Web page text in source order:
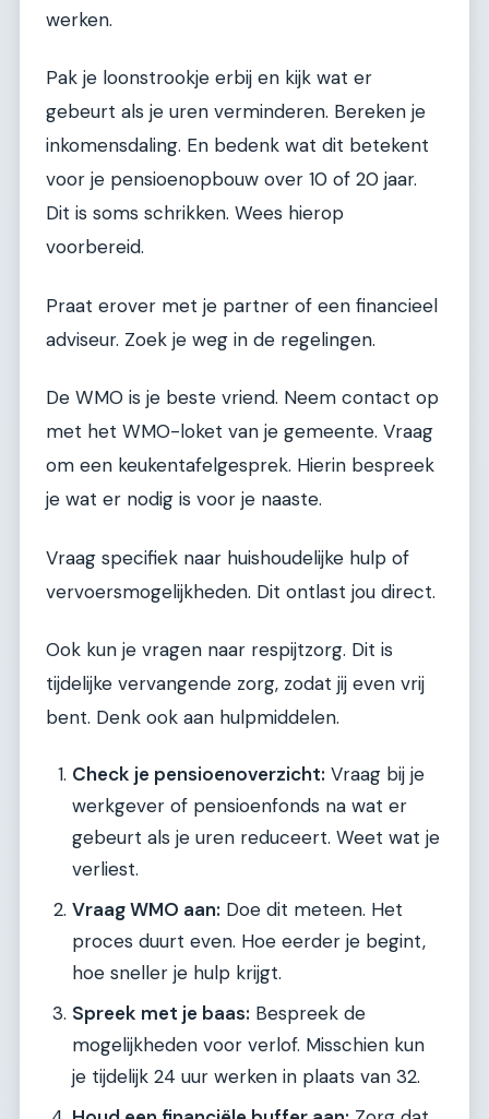
werken.
Pak je loonstrookje erbij en kijk wat er
gebeurt als je uren verminderen. Bereken je
inkomensdaling. En bedenk wat dit betekent
voor je pensioenopbouw over 10 of 20 jaar.
Dit is soms schrikken. Wees hierop
voorbereid.
Praat erover met je partner of een financieel
adviseur. Zoek je weg in de regelingen.
De WMO is je beste vriend. Neem contact op
met het WMO-loket van je gemeente. Vraag
om een keukentafelgesprek. Hierin bespreek
je wat er nodig is voor je naaste.
Vraag specifiek naar huishoudelijke hulp of
vervoersmogelijkheden. Dit ontlast jou direct.
Ook kun je vragen naar respijtzorg. Dit is
tijdelijke vervangende zorg, zodat jij even vrij
bent. Denk ook aan hulpmiddelen.
Check je pensioenoverzicht: Vraag bij je
werkgever of pensioenfonds na wat er
gebeurt als je uren reduceert. Weet wat je
verliest.
Vraag WMO aan: Doe dit meteen. Het
proces duurt even. Hoe eerder je begint,
hoe sneller je hulp krijgt.
Spreek met je baas: Bespreek de
mogelijkheden voor verlof. Misschien kun
je tijdelijk 24 uur werken in plaats van 32.